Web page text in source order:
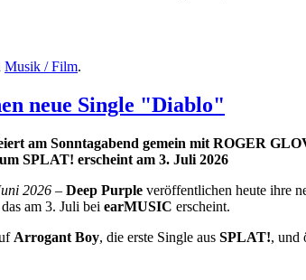
Musik / Film.
neue Single "Diablo"
am Sonntagabend gemein mit ROGER
SPLAT! erscheint am 3. Juli 2026
2026 – Deep Purple veröffentlichen heute ihre
das am 3. Juli bei earMUSIC erscheint.
Arrogant Boy, die erste Single aus SPLAT!, und